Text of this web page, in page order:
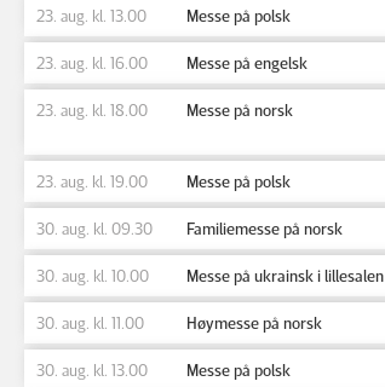
23. aug. kl. 13.00 Messe på polsk
23. aug. kl. 16.00 Messe på engelsk
23. aug. kl. 18.00 Messe på norsk
23. aug. kl. 19.00 Messe på polsk
30. aug. kl. 09.30 Familiemesse på norsk
30. aug. kl. 10.00 Messe på ukrainsk i lillesalen
30. aug. kl. 11.00 Høymesse på norsk
30. aug. kl. 13.00 Messe på polsk